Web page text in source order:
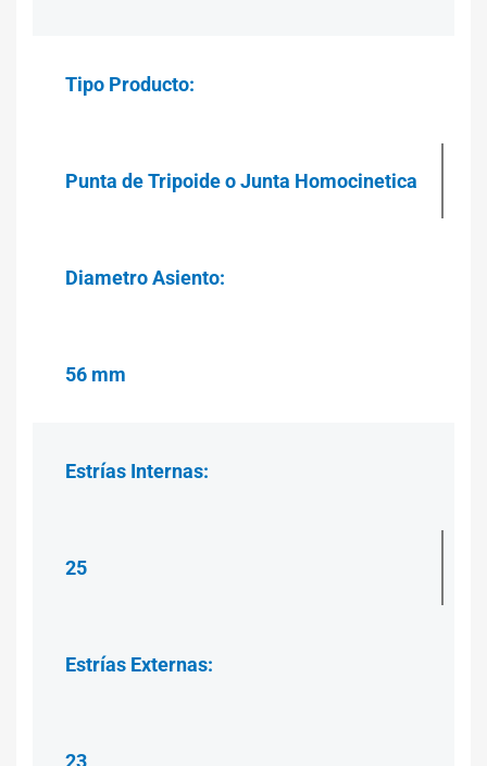
Tipo Producto:
Punta de Tripoide o Junta Homocinetica
Diametro Asiento:
56 mm
Estrías Internas:
25
Estrías Externas:
23